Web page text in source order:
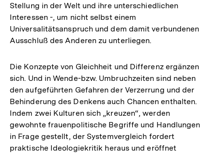
Stellung in der Welt und ihre unterschiedlichen
Interessen -, um nicht selbst einem
Universalitätsanspruch und dem damit verbundenen
Ausschluß des Anderen zu unterliegen.
Die Konzepte von Gleichheit und Differenz ergänzen
sich. Und in Wende-bzw. Umbruchzeiten sind neben
den aufgeführten Gefahren der Verzerrung und der
Behinderung des Denkens auch Chancen enthalten.
Indem zwei Kulturen sich „kreuzen“, werden
gewohnte frauenpolitische Begriffe und Handlungen
in Frage gestellt, der Systemvergleich fordert
praktische Ideologiekritik heraus und eröffnet